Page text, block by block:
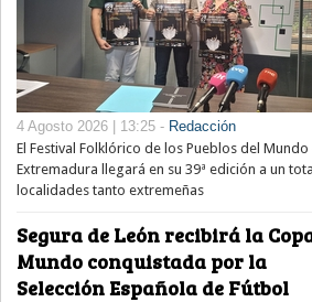
4 Agosto 2026 | 13:25 - Redacción
El Festival Folklórico de los Pueblos del Mundo
Extremadura llegará en su 39ª edición a un
localidades tanto extremeñas
Segura de León recibirá la
Mundo conquistada por la
Selección Española de Fútbol